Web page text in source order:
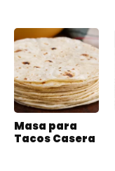
Masa para
Tacos Casera